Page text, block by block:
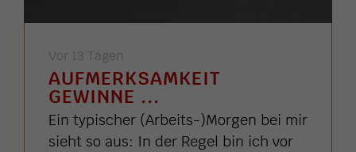
Vor 13 Tagen
AUFMERKSAMKEIT
GEWINNE ...
Ein typischer (Arbeits-)Morgen bei mir
sieht so aus: In der Regel bin ich vor